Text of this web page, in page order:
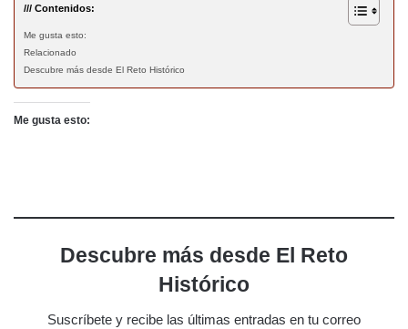
/// Contenidos:
Me gusta esto:
Relacionado
Descubre más desde El Reto Histórico
Me gusta esto:
Descubre más desde El Reto
Histórico
Suscríbete y recibe las últimas entradas en tu correo